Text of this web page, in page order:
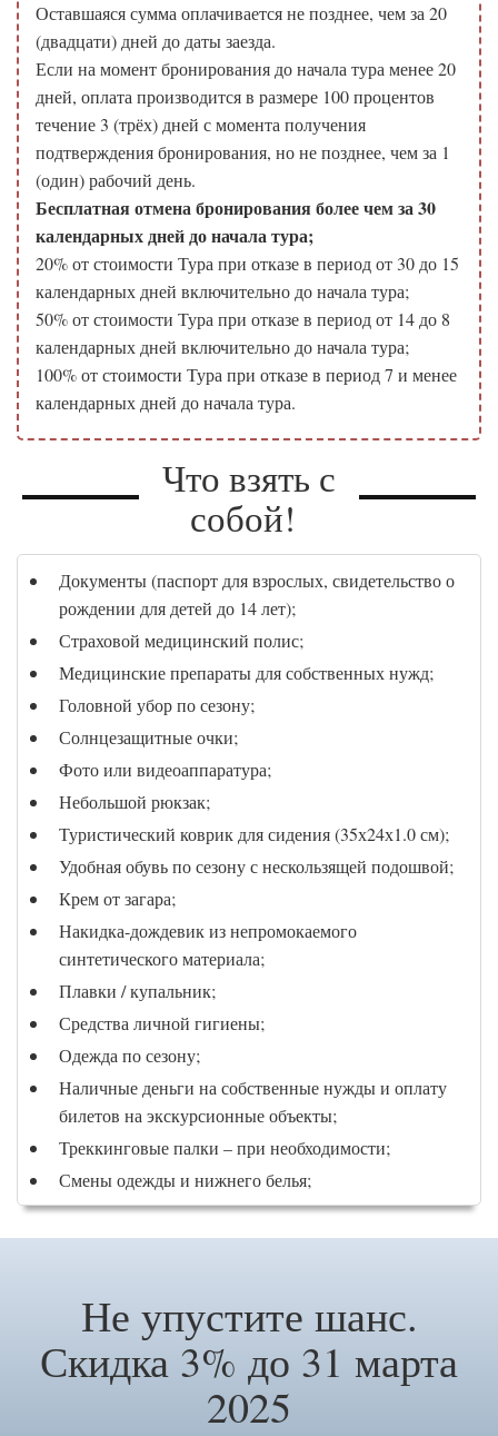
Оставшаяся сумма оплачивается не позднее, чем за 20
(двадцати) дней до даты заезда.
Если на момент бронирования до начала тура менее 20
дней, оплата производится в размере 100 процентов
течение 3 (трёх) дней с момента получения
подтверждения бронирования, но не позднее, чем за 1
(один) рабочий день.
Бесплатная отмена бронирования более чем за 30
календарных дней до начала тура;
20% от стоимости Тура при отказе в период от 30 до 15
календарных дней включительно до начала тура;
50% от стоимости Тура при отказе в период от 14 до 8
календарных дней включительно до начала тура;
100% от стоимости Тура при отказе в период 7 и менее
календарных дней до начала тура.
Что взять с
собой!
Документы (паспорт для взрослых, свидетельство о
рождении для детей до 14 лет);
Страховой медицинский полис;
Медицинские препараты для собственных нужд;
Головной убор по сезону;
Солнцезащитные очки;
Фото или видеоаппаратура;
Небольшой рюкзак;
Туристический коврик для сидения (35х24х1.0 см);
Удобная обувь по сезону с нескользящей подошвой;
Крем от загара;
Накидка-дождевик из непромокаемого
синтетического материала;
Плавки / купальник;
Средства личной гигиены;
Одежда по сезону;
Наличные деньги на собственные нужды и оплату
билетов на экскурсионные объекты;
Треккинговые палки – при необходимости;
Смены одежды и нижнего белья;
Не упустите шанс.
Скидка 3% до 31 марта
2025